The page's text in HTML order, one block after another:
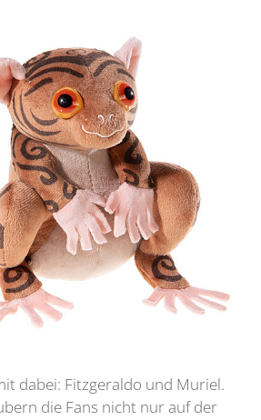
dabei: Fitzgeraldo und Muriel.
die Fans nicht nur auf der